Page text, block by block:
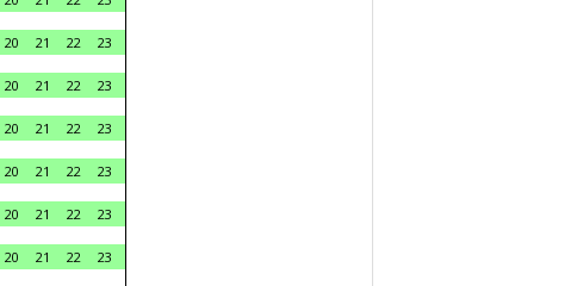
20 21 22
23
20 21 22
23
20 21 22
23
20 21 22
23
20 21 22
23
20 21 22
23